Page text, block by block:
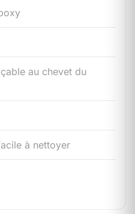
au chevet du
à nettoyer